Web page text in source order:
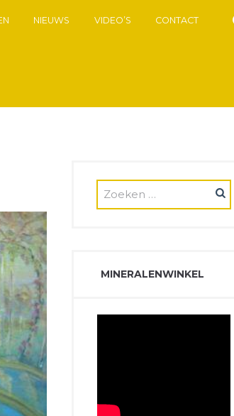
NIEUWS VIDEO’S CONTACT
MINERALENWINKEL